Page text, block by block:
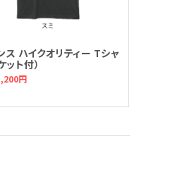
ス ハイクオリティー Tシャ
ット付）
円